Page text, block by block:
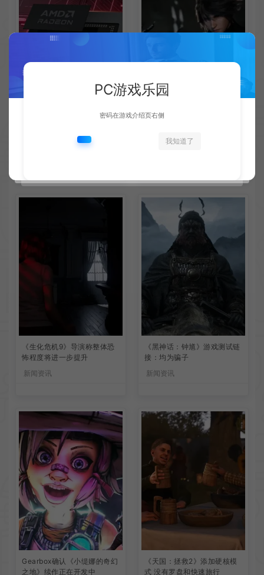
核心架构大幅升级
包容没能消解过激言论
《生化危机9》导演称整体恐
怖程度将进一步提升
新闻资讯
《黑神话：钟馗》游戏测试链
接：均为骗子
新闻资讯
Gearbox确认《小缇娜的奇幻
之地》续作正在开发中
《天国：拯救2》添加硬核模
式 没有罗盘和快速旅行
PC游戏乐园
密码在游戏介绍页右侧
我知道了